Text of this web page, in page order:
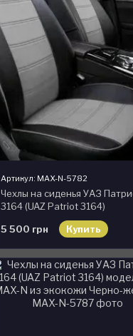
Артикул: MAX-N-5782
Чехлы на сиденья УАЗ
3164 (UAZ Patriot 3164)
модельные MAX-N из экокожи
Черно-серый, графит
5 500 грн Купить